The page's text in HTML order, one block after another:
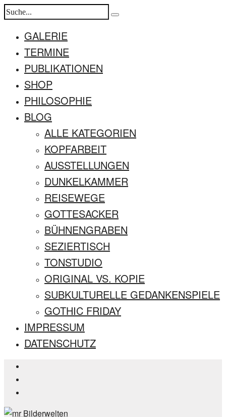
GALERIE
TERMINE
PUBLIKATIONEN
SHOP
PHILOSOPHIE
BLOG
ALLE KATEGORIEN
KOPFARBEIT
AUSSTELLUNGEN
DUNKELKAMMER
REISEWEGE
GOTTESACKER
BÜHNENGRABEN
SEZIERTISCH
TONSTUDIO
ORIGINAL VS. KOPIE
SUBKULTURELLE GEDANKENSPIELE
GOTHIC FRIDAY
IMPRESSUM
DATENSCHUTZ